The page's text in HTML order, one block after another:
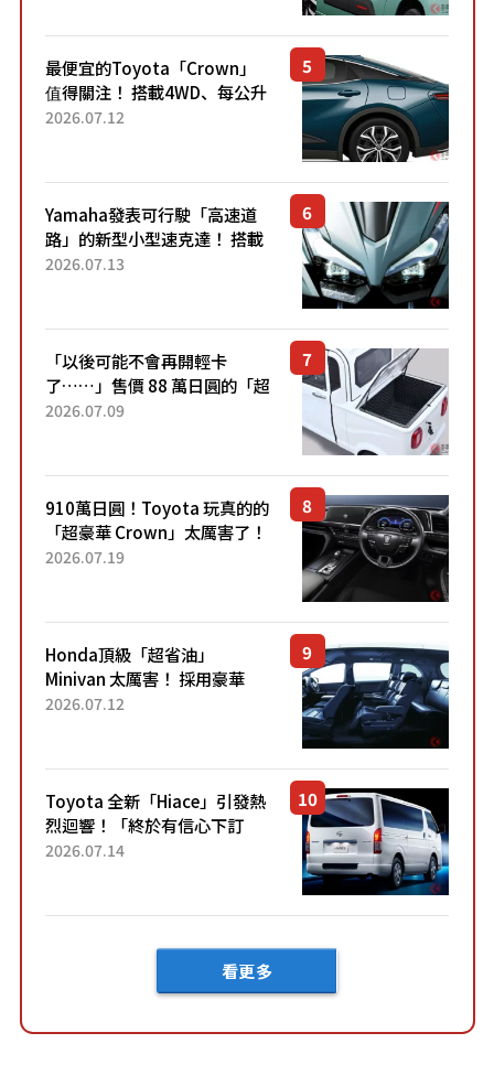
最便宜的Toyota「Crown」
值得關注！ 搭載4WD、每公升
22.4公里低油耗表現超亮眼！
2026.07.12
Yamaha發表可行駛「高速道
路」的新型小型速克達！ 搭載
能享受超強勁「渦輪感」的動
2026.07.13
「以後可能不會再開輕卡
了……」售價 88 萬日圓的「超
迷你輕型貨車」引發兩極評
了！...
2026.07.09
910萬日圓！Toyota 玩真的的
「超豪華 Crown」太厲害了！
採用由「匠人技藝」打造的
2026.07.19
Honda頂級「超省油」
Minivan 太厲害！ 採用豪華
「真皮座椅」與專屬「黑色內
「三...
2026.07.12
Toyota 全新「Hiace」引發熱
烈迴響！「終於有信心下訂
了！」「哪個等級交車最
車？...
2026.07.14
看更多